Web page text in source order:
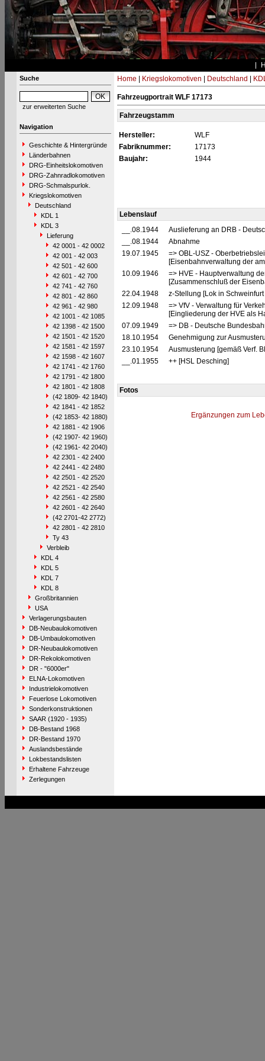
Suche
zur erweiterten Suche
Navigation
Geschichte & Hintergründe
Länderbahnen
DRG-Einheitslokomotiven
DRG-Zahnradlokomotiven
DRG-Schmalspurlok.
Kriegslokomotiven
Deutschland
KDL 1
KDL 3
Lieferung
42 0001 - 42 0002
42 001 - 42 003
42 501 - 42 600
42 601 - 42 700
42 741 - 42 760
42 801 - 42 860
42 961 - 42 980
42 1001 - 42 1085
42 1398 - 42 1500
42 1501 - 42 1520
42 1581 - 42 1597
42 1598 - 42 1607
42 1741 - 42 1760
42 1791 - 42 1800
42 1801 - 42 1808
(42 1809- 42 1840)
42 1841 - 42 1852
(42 1853- 42 1880)
42 1881 - 42 1906
(42 1907- 42 1960)
(42 1961- 42 2040)
42 2301 - 42 2400
42 2441 - 42 2480
42 2501 - 42 2520
42 2521 - 42 2540
42 2561 - 42 2580
42 2601 - 42 2640
(42 2701-42 2772)
42 2801 - 42 2810
Ty 43
Verbleib
KDL 4
KDL 5
KDL 7
KDL 8
Großbritannien
USA
Verlagerungsbauten
DB-Neubaulokomotiven
DB-Umbaulokomotiven
DR-Neubaulokomotiven
DR-Rekolokomotiven
DR - "6000er"
ELNA-Lokomotiven
Industrielokomotiven
Feuerlose Lokomotiven
Sonderkonstruktionen
SAAR (1920 - 1935)
DB-Bestand 1968
DR-Bestand 1970
Auslandsbestände
Lokbestandslisten
Erhaltene Fahrzeuge
Zerlegungen
Home Kriegslokomotiven Deutschland
Fahrzeugportrait WLF 17173
Fahrzeugstamm
Hersteller:
WLF
Fabriknummer:
17173
Baujahr:
1944
Lebenslauf
__.08.1944
Auslieferung an DRB -
__.08.1944
Abnahme
19.07.1945
=> OBL-USZ -
[Eisenbahnverwaltung der
10.09.1946
=> HVE - Hauptverwaltung
[Zusammenschluß der
22.04.1948
z-Stellung [Lok in Schweinfurt
12.09.1948
=> VfV - Verwaltung für
[Eingliederung der HVE als
07.09.1949
=> DB - Deutsche
18.10.1954
Genehmigung zur
23.10.1954
Ausmusterung [gemäß Verf.
__.01.1955
++ [HSL Desching]
Fotos
Ergänzungen zum